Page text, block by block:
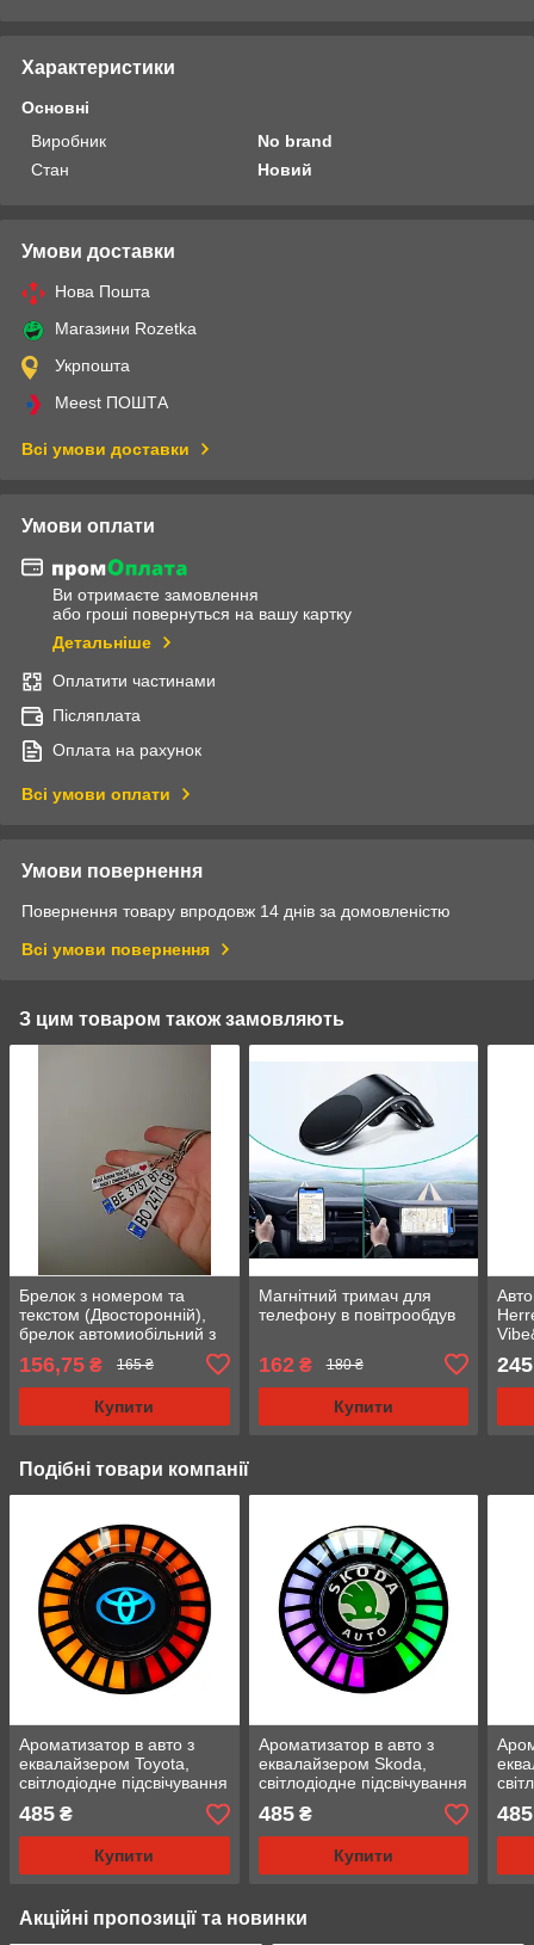
Характеристики
Основні
Виробник
No brand
Стан
Новий
Умови доставки
Нова Пошта
Магазини Rozetka
Укрпошта
Meest ПОШТА
Всі умови доставки
Умови оплати
Ви отримаєте замовлення
або гроші повернуться на вашу картку
Детальніше
Оплатити частинами
Післяплата
Оплата на рахунок
Всі умови оплати
Умови повернення
Повернення товару впродовж 14 днів за домовленістю
Всі умови повернення
З цим товаром також замовляють
Брелок з номером та
текстом (Двосторонній),
брелок автомиобільний з
156,75 ₴ 165 ₴
Купити
Магнітний тримач для
телефону в повітрообдув
162₴ 180 ₴
Купити
245
Подібні товари компанії
Ароматизатор в авто з
еквалайзером Toyota,
світлодіодне підсвічування
в авто
485 ₴
Купити
Ароматизатор в авто з
еквалайзером Skoda,
світлодіодне підсвічування
в авто
485₴
Купити
в
485
Акційні пропозиції та новинки